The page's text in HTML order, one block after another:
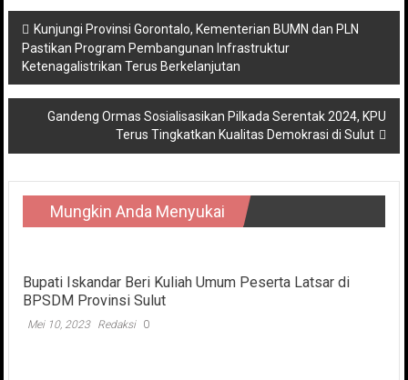
Navigasi
pos
Kunjungi Provinsi Gorontalo, Kementerian BUMN dan PLN
Pastikan Program Pembangunan Infrastruktur
Ketenagalistrikan Terus Berkelanjutan
Gandeng Ormas Sosialisasikan Pilkada Serentak 2024, KPU
Terus Tingkatkan Kualitas Demokrasi di Sulut
Mungkin Anda Menyukai
Bupati Iskandar Beri Kuliah Umum Peserta Latsar di
BPSDM Provinsi Sulut
Mei 10, 2023 Redaksi 0